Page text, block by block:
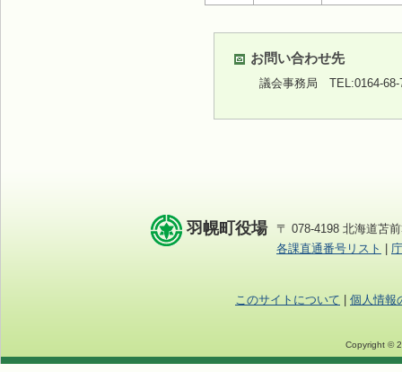
お問い合わせ先
議会事務局 TEL:0164-
羽幌町役場
〒 078-4198 北海道苫
各課直通番号リスト
このサイトについて 個人情報
Copyright ©